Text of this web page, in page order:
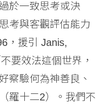
於一致思考或決
考與客觀評估能力
，援引 Janis,
要效法這個世界，
察驗何為神善良、
羅十二2）。我們不